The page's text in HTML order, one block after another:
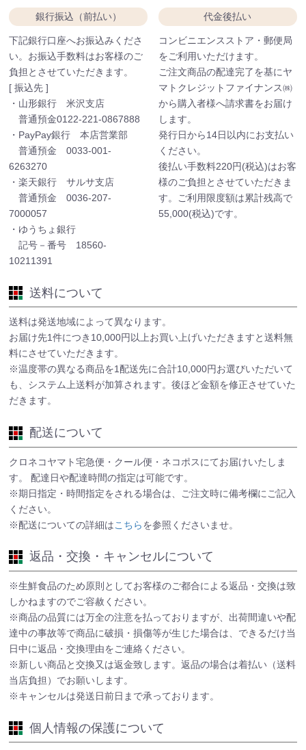
銀行振込（前払い）
下記銀行口座へお振込みくださ
い。お振込手数料はお客様のご
負担とさせていただきます。
[ 振込先 ]
・山形銀行 米沢支店
普通預金0122-221-0867888
・PayPay銀行 本店営業部
普通預金 0033-001-
6263270
・楽天銀行 サルサ支店
普通預金 0036-207-
7000057
・ゆうちょ銀行
記号－番号 18560-
10211391
代金後払い
コンビニエンスストア・郵便局
をご利用いただけます。
ご注文商品の配達完了を基にヤ
マトクレジットファイナンス㈱
から購入者様へ請求書をお届け
します。
発行日から14日以内にお支払い
ください。
後払い手数料220円(税込)はお客
様のご負担とさせていただきま
す。ご利用限度額は累計残高で
55,000(税込)です。
送料について
送料は発送地域によって異なります。
お届け先1件につき10,000円以上お買い上げいただきますと送料無
料にさせていただきます。
※温度帯の異なる商品を1配送先に合計10,000円お選びいただいて
も、システム上送料が加算されます。後ほど金額を修正させていた
だきます。
配送について
クロネコヤマト宅急便・クール便・ネコポスにてお届けいたしま
す。 配達日や配達時間の指定は可能です。
※期日指定・時間指定をされる場合は、ご注文時に備考欄にご記入
ください。
※配送についての詳細はこちらを参照くださいませ。
返品・交換・キャンセルについて
※生鮮食品のため原則としてお客様のご都合による返品・交換は致
しかねますのでご容赦ください。
※商品の品質には万全の注意を払っておりますが、出荷間違いや配
達中の事故等で商品に破損・損傷等が生じた場合は、できるだけ当
日中に返品・交換理由をご連絡ください。
※新しい商品と交換又は返金致します。返品の場合は着払い（送料
当店負担）でお願いします。
※キャンセルは発送日前日まで承っております。
個人情報の保護について